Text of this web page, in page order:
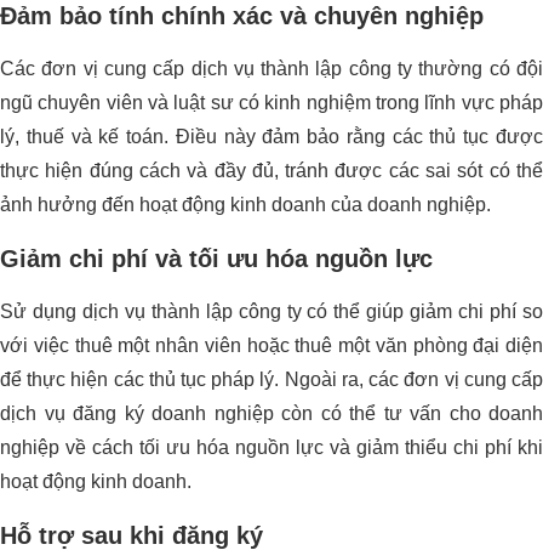
Đảm bảo tính chính xác và chuyên nghiệp
Các đơn vị cung cấp dịch vụ thành lập công ty thường có đội
ngũ chuyên viên và luật sư có kinh nghiệm trong lĩnh vực pháp
lý, thuế và kế toán. Điều này đảm bảo rằng các thủ tục được
thực hiện đúng cách và đầy đủ, tránh được các sai sót có thể
ảnh hưởng đến hoạt động kinh doanh của doanh nghiệp.
Giảm chi phí và tối ưu hóa nguồn lực
Sử dụng dịch vụ thành lập công ty có thể giúp giảm chi phí so
với việc thuê một nhân viên hoặc thuê một văn phòng đại diện
để thực hiện các thủ tục pháp lý. Ngoài ra, các đơn vị cung cấp
dịch vụ đăng ký doanh nghiệp còn có thể tư vấn cho doanh
nghiệp về cách tối ưu hóa nguồn lực và giảm thiểu chi phí khi
hoạt động kinh doanh.
Hỗ trợ sau khi đăng ký